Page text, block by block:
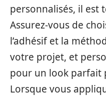
personnalisés, il est
Assurez-vous de
l’adhésif et la
votre projet, et
pour un look parfait
Lorsque vous